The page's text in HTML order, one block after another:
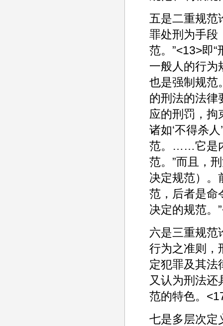
五是二重规范
罪处刑为手段
范。”<13>即
一般人的行为
也是强制规范
的刑法的法律
应的刑罚，拘
诸如‘不得杀
范。……它是
范。”而且，
决定规范）。
范，后者是命
决定的规范。
六是三重规范
行为之准则，
定犯罪及其法
又认为刑法还
范的特色。
七是多层次定